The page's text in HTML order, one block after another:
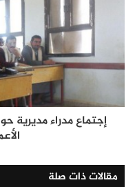
إجتماع مدراء مديرية
مقالات ذات صلة